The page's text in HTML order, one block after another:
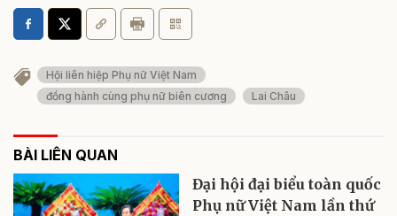
Hội liên hiệp Phụ nữ Việt Nam
đồng hành cùng phụ nữ biên cương
Lai Châu
BÀI LIÊN QUAN
Đại hội đại biểu toàn quốc
Phụ nữ Việt Nam lần thứ